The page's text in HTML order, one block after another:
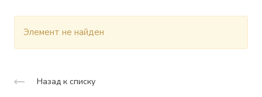
Элемент не найден
Назад к списку